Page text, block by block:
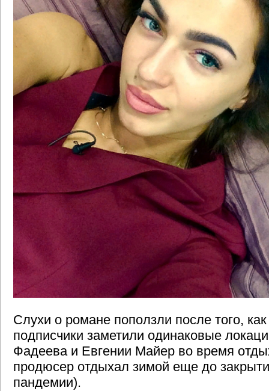
Слухи о романе поползли после того,
подписчики заметили одинаковые
Фадеева и Евгении Майер во время
продюсер отдыхал зимой еще до
пандемии).